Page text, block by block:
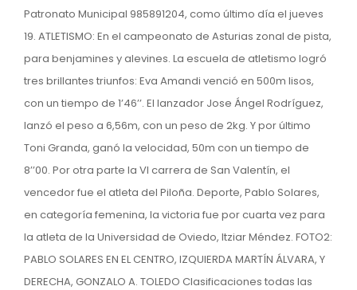
Patronato Municipal 985891204, como último día el jueves
19. ATLETISMO: En el campeonato de Asturias zonal de pista,
para benjamines y alevines. La escuela de atletismo logró
tres brillantes triunfos: Eva Amandi venció en 500m lisos,
con un tiempo de 1’46’’. El lanzador Jose Ángel Rodríguez,
lanzó el peso a 6,56m, con un peso de 2kg. Y por último
Toni Granda, ganó la velocidad, 50m con un tiempo de
8’’00. Por otra parte la VI carrera de San Valentín, el
vencedor fue el atleta del Piloña. Deporte, Pablo Solares,
en categoría femenina, la victoria fue por cuarta vez para
la atleta de la Universidad de Oviedo, Itziar Méndez. FOTO2:
PABLO SOLARES EN EL CENTRO, IZQUIERDA MARTÍN ÁLVARA, Y
DERECHA, GONZALO A. TOLEDO Clasificaciones todas las